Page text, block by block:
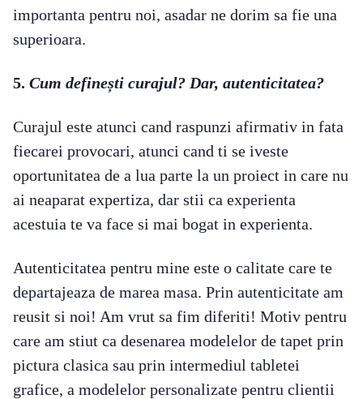
importanta pentru noi, asadar ne dorim sa fie una
superioara.
5. Cum definești curajul? Dar, autenticitatea?
Curajul este atunci cand raspunzi afirmativ in fata
fiecarei provocari, atunci cand ti se iveste
oportunitatea de a lua parte la un proiect in care nu
ai neaparat expertiza, dar stii ca experienta
acestuia te va face si mai bogat in experienta.
Autenticitatea pentru mine este o calitate care te
departajeaza de marea masa. Prin autenticitate am
reusit si noi! Am vrut sa fim diferiti! Motiv pentru
care am stiut ca desenarea modelelor de tapet prin
pictura clasica sau prin intermediul tabletei
grafice, a modelelor personalizate pentru clientii